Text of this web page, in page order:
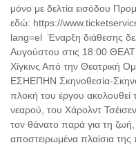
μόνο με δελτία εισόδου
εδώ: https://
lang=el Έναρξη διάθεσης
Αυγούστου στις 18:00
Χίγκινς Από την Θεατρική
ΕΣΗΕΠΗΝ Σκηνοθεσία-
πλοκή του έργου ακολουθεί
νεαρού, του Χάρολντ
τον θάνατο παρά για τη
αποστειρωμένα πλαίσια της